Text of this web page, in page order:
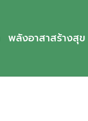
พลังอาสาสร้างสุข